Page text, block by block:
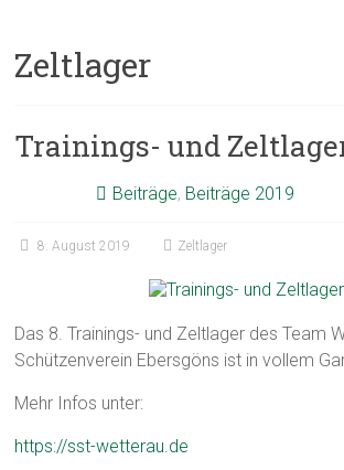
Zeltlager
Trainings- und
Beiträge, Beiträge 2019
8. August 2019 Zeltlager
Das 8. Trainings- und Zeltlager des Team
Schützenverein Ebersgöns ist in vollem
Mehr Infos unter:
https://sst-wetterau.de